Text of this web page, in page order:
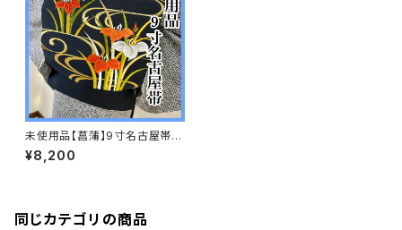
未使用品【菖蒲】9寸名古屋帯
正絹 s503
¥8,200
同じカテゴリの商品